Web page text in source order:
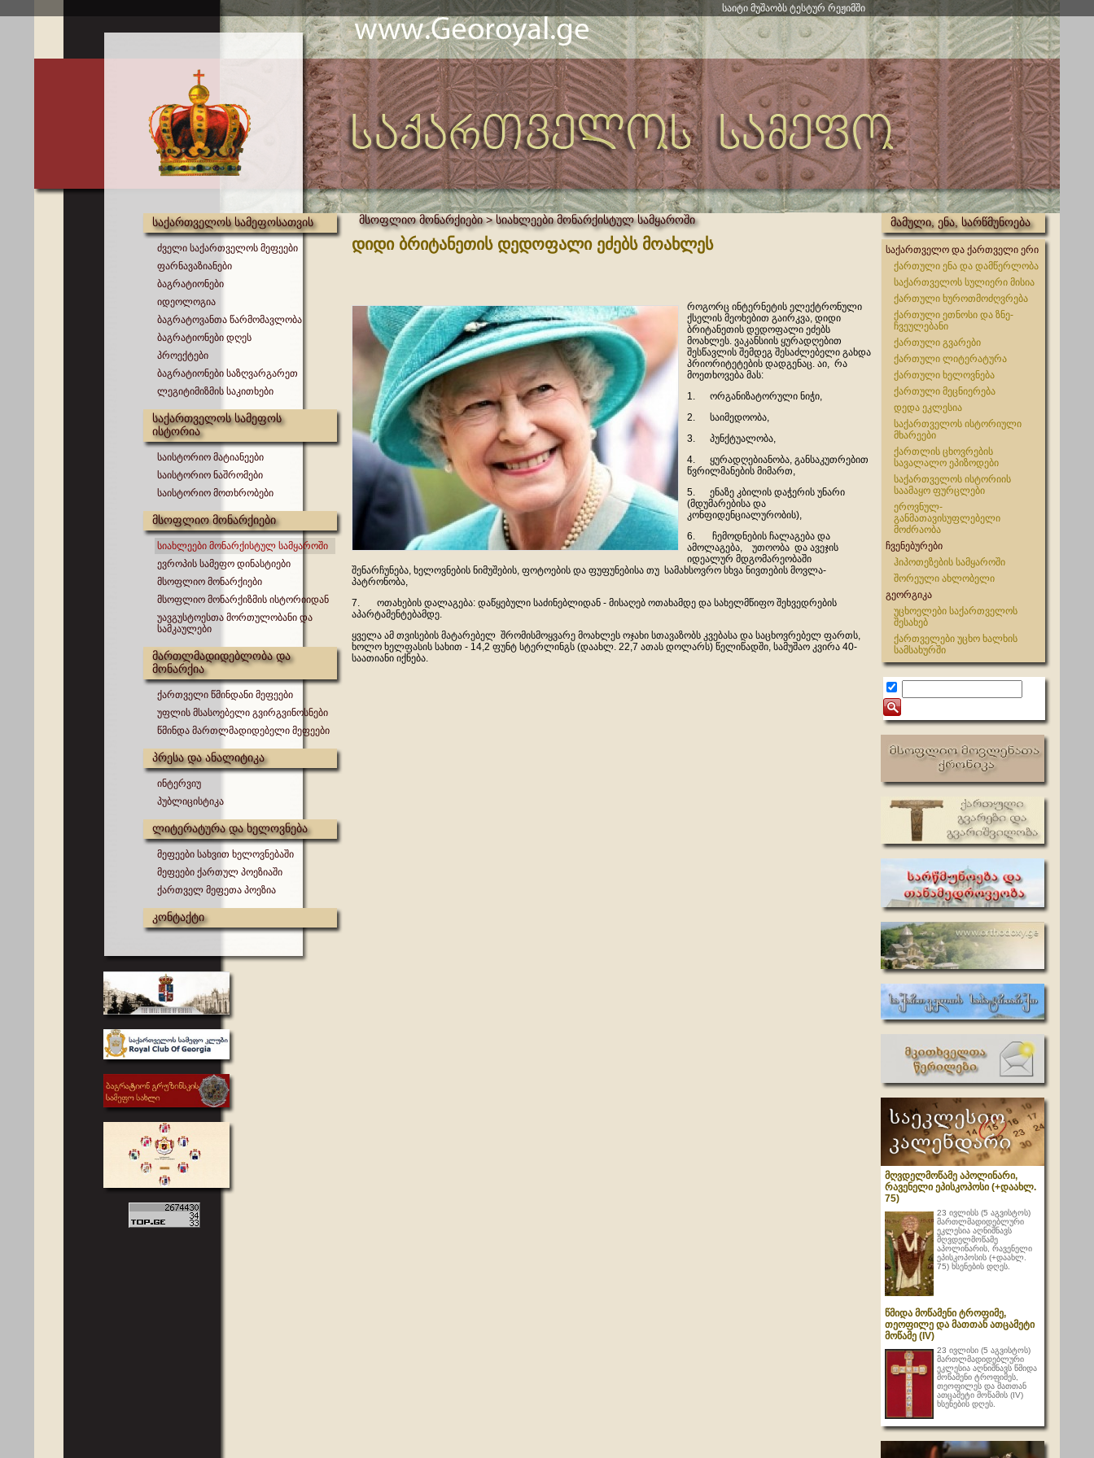
საიტი მუშაობს ტესტურ რეჟიმში
საქართველოს სამეფოსათვის
ძველი საქართველოს მეფეები
ფარნავაზიანები
ბაგრატიონები
იდეოლოგია
ბაგრატოვანთა წარმომავლობა
ბაგრატიონები დღეს
პროექტები
ბაგრატიონები საზღვარგარეთ
ლეგიტიმიზმის საკითხები
საქართველოს სამეფოს
ისტორია
საისტორიო მატიანეები
საისტორიო ნაშრომები
საისტორიო მოთხრობები
მსოფლიო მონარქიები
სიახლეები მონარქისტულ სამყაროში
ევროპის სამეფო დინასტიები
მსოფლიო მონარქიები
მსოფლიო მონარქიზმის ისტორიიდან
უავგუსტოესთა მორთულობანი და
სამკაულები
მართლმადიდებლობა და
მონარქია
ქართველი წმინდანი მეფეები
უფლის მსასოებელი გვირგვინოსნები
წმინდა მართლმადიდებელი მეფეები
პრესა და ანალიტიკა
ინტერვიუ
პუბლიცისტიკა
ლიტერატურა და ხელოვნება
მეფეები სახვით ხელოვნებაში
მეფეები ქართულ პოეზიაში
ქართველ მეფეთა პოეზია
კონტაქტი
მსოფლიო მონარქიები > სიახლეები მონარქისტულ სამყაროში
დიდი ბრიტანეთის დედოფალი ეძებს მოახლეს
როგორც ინტერნეტის ელექტრონული
ქსელის მეოხებით გაირკვა, დიდი
ბრიტანეთის დედოფალი ეძებს
მოახლეს. ვაკანსიის ყურადღებით
შესწავლის შემდეგ შესაძლებელი გახდა
პრიორიტეტების დადგენაც. აი, რა
მოეთხოვება მას:
1. ორგანიზატორული ნიჭი,
2. საიმედოობა,
3. პუნქტუალობა,
4. ყურადღებიანობა, განსაკუთრებით
წვრილმანების მიმართ,
5. ენაზე კბილის დაჭერის უნარი
(მდუმარებისა და
კონფიდენციალურობის),
6. ჩემოდნების ჩალაგება და
ამოლაგება, უთოობა და ავეჯის
იდეალურ მდგომარეობაში
შენარჩუნება, ხელოვნების ნიმუშების, ფოტოების და ფუფუნებისა თუ სამახსოვრო სხვა ნივთების მოვლა-
პატრონობა,
7. ოთახების დალაგება: დაწყებული საძინებლიდან - მისაღებ ოთახამდე და სახელმწიფო შეხვედრების
აპარტამენტებამდე.
ყველა ამ თვისების მატარებელ შრომისმოყვარე მოახლეს ოჯახი სთავაზობს კვებასა და საცხოვრებელ ფართს,
ხოლო ხელფასის სახით - 14,2 ფუნტ სტერლინგს (დაახლ. 22,7 ათას დოლარს) წელიწადში, სამუშაო კვირა 40-
საათიანი იქნება.
მამული, ენა, სარწმუნოება
საქართველო და ქართველი ერი
ქართული ენა და დამწერლობა
საქართველოს სულიერი მისია
ქართული ხუროთმოძღვრება
ქართული ეთნოსი და ზნე-
ჩვეულებანი
ქართული გვარები
ქართული ლიტერატურა
ქართული ხელოვნება
ქართული მეცნიერება
დედა ეკლესია
საქართველოს ისტორიული
მხარეები
ქართლის ცხოვრების
სავალალო ეპიზოდები
საქართველოს ისტორიის
საამაყო ფურცლები
ეროვნულ-
განმათავისუფლებელი
მოძრაობა
ჩვენებურები
ჰიპოთეზების სამყაროში
შორეული ახლობელი
გეორგიკა
უცხოელები საქართველოს
შესახებ
ქართველები უცხო ხალხის
სამსახურში
მღვდელმოწამე აპოლინარი,
რავენელი ეპისკოპოსი (+დაახლ.
75)
23 ივლისს (5 აგვისტოს)
მართლმადიდებლური
ეკლესია აღნიშნავს
მღვდელმოწამე
აპოლინარის, რავენელი
ეპისკოპოსის (+დაახლ.
75) ხსენების დღეს.
წმიდა მოწამენი ტროფიმე,
თეოფილე და მათთან ათცამეტი
მოწამე (IV)
23 ივლისი (5 აგვისტოს)
მართლმადიდებლური
ეკლესია აღნიშნავს წმიდა
მოწამენი ტროფიმეს,
თეოფილეს და მათთან
ათცამეტი მოწამის (IV)
ხსენების დღეს.